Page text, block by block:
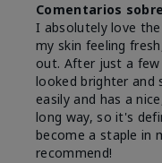
Comentarios
I absolutely love
my skin feeling
out. After just a
looked brighter and
easily and has a
long way, so it's
become a staple in
recommend!